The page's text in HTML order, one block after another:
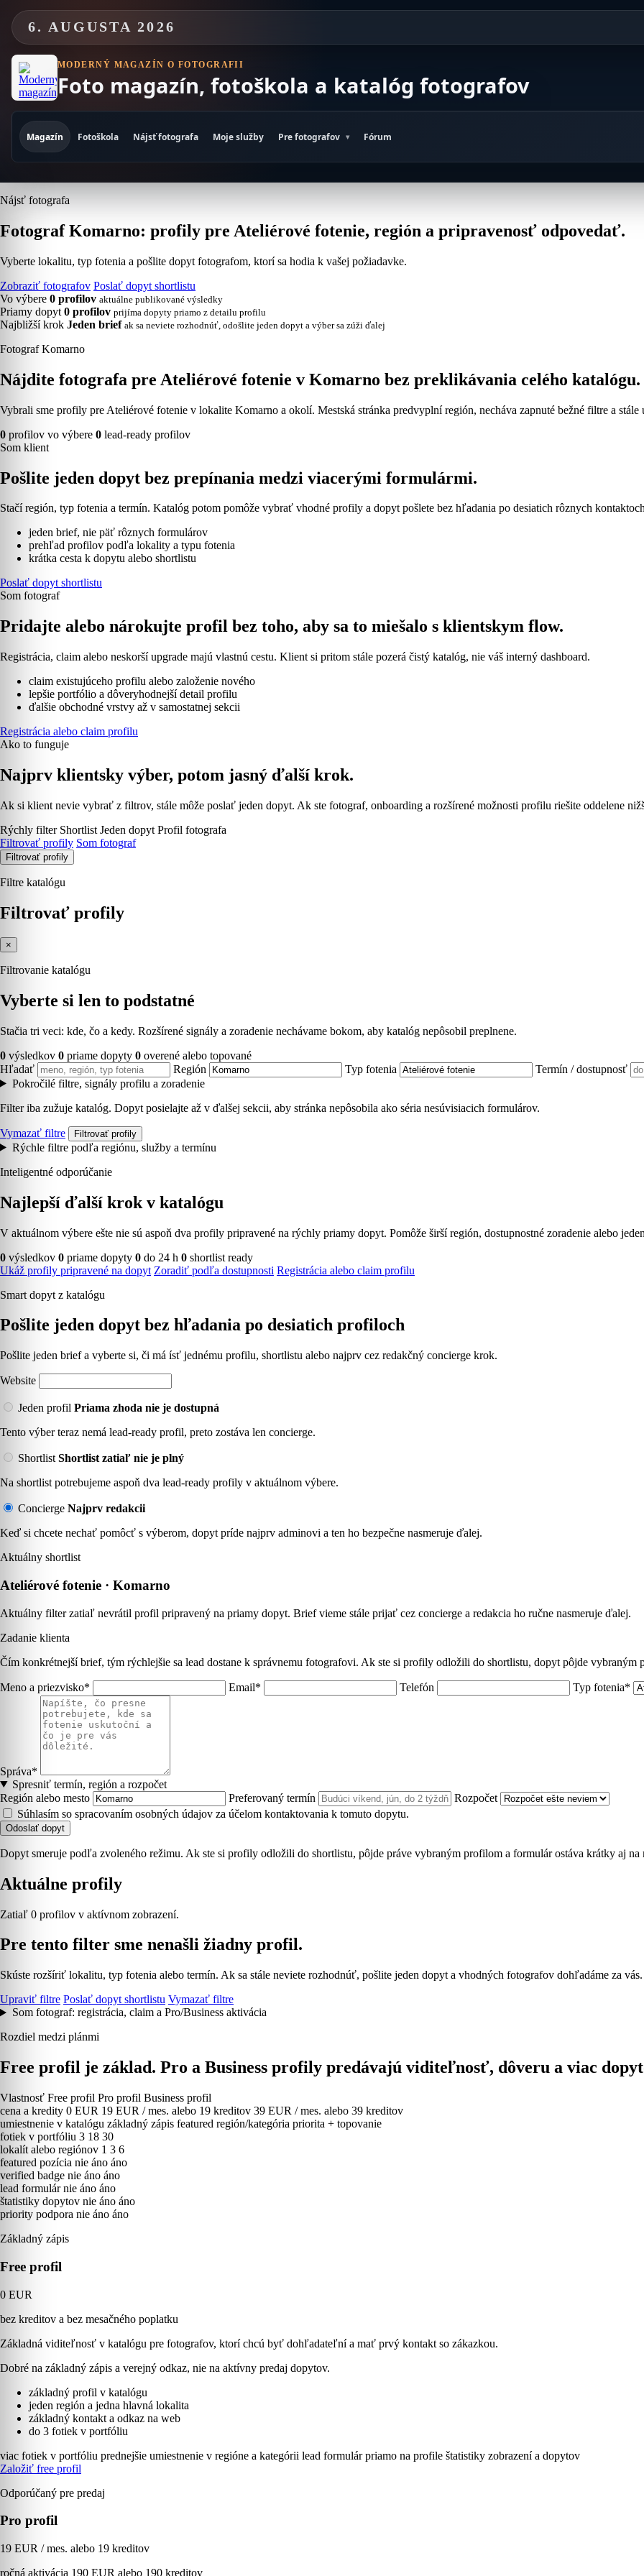
content6. AUGUSTA 2026
MODERNÝ MAGAZÍN O FOTOGRAFII
Foto magazín, fotoškola a katalóg fotografov
Magazín Fotoškola Nájsť fotografa Moje služby Pre fotografov Fórum
Nájsť fotografa
Fotograf Komarno: profily pre Ateliérové fotenie, región a pripravenosť odpovedať.
Vyberte lokalitu, typ fotenia a pošlite dopyt fotografom, ktorí sa hodia k vašej požiadavke.
Zobraziť fotografov Poslať dopyt shortlistu
Vo výbere 0 profilov aktuálne publikované výsledky
Priamy dopyt 0 profilov prijíma dopyty priamo z detailu profilu
Najbližší krok Jeden brief ak sa neviete rozhodnúť, odošlite jeden dopyt a výber sa zúži ďalej
Fotograf Komarno
Nájdite fotografa pre Ateliérové fotenie v Komarno bez preklikávania celého katalógu.
Vybrali sme profily pre Ateliérové fotenie v lokalite Komarno a okolí. Mestská stránka predvyplní región, necháva zapnuté bežné filtre a
0 profilov vo výbere 0 lead-ready profilov
Som klient
Pošlite jeden dopyt bez prepínania medzi viacerými formulármi.
Stačí región, typ fotenia a termín. Katalóg potom pomôže vybrať vhodné profily a dopyt pošlete bez hľadania po desiatich rôznych
jeden brief, nie päť rôznych formulárov
prehľad profilov podľa lokality a typu fotenia
krátka cesta k dopytu alebo shortlistu
Poslať dopyt shortlistu
Som fotograf
Pridajte alebo nárokujte profil bez toho, aby sa to miešalo s klientskym flow.
Registrácia, claim alebo neskorší upgrade majú vlastnú cestu. Klient si pritom stále pozerá čistý katalóg, nie váš interný dashboard.
claim existujúceho profilu alebo založenie nového
lepšie portfólio a dôveryhodnejší detail profilu
ďalšie obchodné vrstvy až v samostatnej sekcii
Registrácia alebo claim profilu
Ako to funguje
Najprv klientsky výber, potom jasný ďalší krok.
Ak si klient nevie vybrať z filtrov, stále môže poslať jeden dopyt. Ak ste fotograf, onboarding a rozšírené možnosti profilu riešite oddelene
Rýchly filter Shortlist Jeden dopyt Profil fotografa
Filtrovať profily Som fotograf
Filtrovať profily
Filtre katalógu
Filtrovať profily
×
Filtrovanie katalógu
Vyberte si len to podstatné
Stačia tri veci: kde, čo a kedy. Rozšírené signály a zoradenie nechávame bokom, aby katalóg nepôsobil preplnene.
0 výsledkov 0 priame dopyty 0 overené alebo topované
Hľadať
Región Typ fotenia
Termín / dostupnosť
Pokročilé filtre, signály profilu a zoradenie
Filter iba zužuje katalóg. Dopyt posielajte až v ďalšej sekcii, aby stránka nepôsobila ako séria nesúvisiacich formulárov.
Vymazať filtre Filtrovať profily
Rýchle filtre podľa regiónu, služby a termínu
Inteligentné odporúčanie
Najlepší ďalší krok v katalógu
V aktuálnom výbere ešte nie sú aspoň dva profily pripravené na rýchly priamy dopyt. Pomôže širší región, dostupnostné zoradenie alebo
0 výsledkov 0 priame dopyty 0 do 24 h 0 shortlist ready
Ukáž profily pripravené na dopyt Zoradiť podľa dostupnosti Registrácia alebo claim profilu
Smart dopyt z katalógu
Pošlite jeden dopyt bez hľadania po desiatich profiloch
Pošlite jeden brief a vyberte si, či má ísť jednému profilu, shortlistu alebo najprv cez redakčný concierge krok.
Website
Jeden profil Priama zhoda nie je dostupná
Tento výber teraz nemá lead-ready profil, preto zostáva len concierge.
Shortlist Shortlist zatiaľ nie je plný
Na shortlist potrebujeme aspoň dva lead-ready profily v aktuálnom výbere.
Concierge Najprv redakcii
Keď si chcete nechať pomôcť s výberom, dopyt príde najprv adminovi a ten ho bezpečne nasmeruje ďalej.
Aktuálny shortlist
Ateliérové fotenie · Komarno
Aktuálny filter zatiaľ nevrátil profil pripravený na priamy dopyt. Brief vieme stále prijať cez concierge a redakcia ho ručne nasmeruje ďalej.
Zadanie klienta
Čím konkrétnejší brief, tým rýchlejšie sa lead dostane k správnemu fotografovi. Ak ste si profily odložili do shortlistu, dopyt pôjde
Meno a priezvisko* Email* Telefón Typ fotenia*
Správa*
Spresniť termín, región a rozpočet
Región alebo mesto
Preferovaný termín
Rozpočet
Súhlasím so spracovaním osobných údajov za účelom kontaktovania k tomuto dopytu.
Odoslať dopyt
Dopyt smeruje podľa zvoleného režimu. Ak ste si profily odložili do shortlistu, pôjde práve vybraným profilom a formulár ostáva krátky aj na
Aktuálne profily
Zatiaľ 0 profilov v aktívnom zobrazení.
Pre tento filter sme nenašli žiadny profil.
Skúste rozšíriť lokalitu, typ fotenia alebo termín. Ak sa stále neviete rozhodnúť, pošlite jeden dopyt a vhodných fotografov dohľadáme za vás.
Upraviť filtre Poslať dopyt shortlistu Vymazať filtre
Som fotograf: registrácia, claim a Pro/Business aktivácia
Rozdiel medzi plánmi
Free profil je základ. Pro a Business profily predávajú viditeľnosť, dôveru a viac
Vlastnosť Free profil Pro profil Business profil
cena a kredity 0 EUR 19 EUR / mes. alebo 19 kreditov 39 EUR / mes. alebo 39 kreditov
umiestnenie v katalógu základný zápis featured región/kategória priorita + topovanie
fotiek v portfóliu 3 18 30
lokalít alebo regiónov 1 3 6
featured pozícia nie áno áno
verified badge nie áno áno
lead formulár nie áno áno
štatistiky dopytov nie áno áno
priority podpora nie áno áno
Základný zápis
Free profil
0 EUR
bez kreditov a bez mesačného poplatku
Základná viditeľnosť v katalógu pre fotografov, ktorí chcú byť dohľadateľní a mať prvý kontakt so zákazkou.
Dobré na základný zápis a verejný odkaz, nie na aktívny predaj dopytov.
základný profil v katalógu
jeden región a jedna hlavná lokalita
základný kontakt a odkaz na web
do 3 fotiek v portfóliu
viac fotiek v portfóliu prednejšie umiestnenie v regióne a kategórii lead formulár priamo na profile štatistiky zobrazení a dopytov
Založiť free profil
Odporúčaný pre predaj
Pro profil
19 EUR / mes. alebo 19 kreditov
ročná aktivácia 190 EUR alebo 190 kreditov